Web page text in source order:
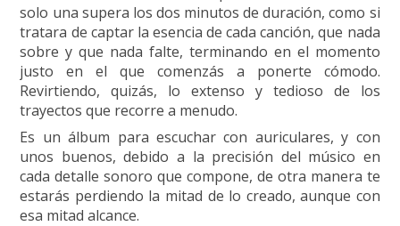
solo una supera los dos minutos de duración, como si
tratara de captar la esencia de cada canción, que nada
sobre y que nada falte, terminando en el momento
justo en el que comenzás a ponerte cómodo.
Revirtiendo, quizás, lo extenso y tedioso de los
trayectos que recorre a menudo.
Es un álbum para escuchar con auriculares, y con
unos buenos, debido a la precisión del músico en
cada detalle sonoro que compone, de otra manera te
estarás perdiendo la mitad de lo creado, aunque con
esa mitad alcance.